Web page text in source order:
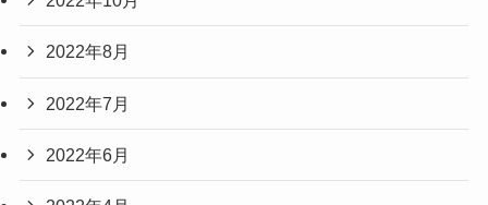
2022年8月
2022年7月
2022年6月